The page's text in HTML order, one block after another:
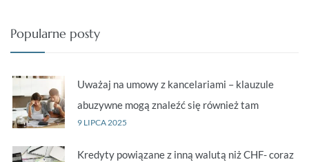
Popularne posty
Uważaj na umowy z kancelariami – klauzule
abuzywne mogą znaleźć się również tam
9 LIPCA 2025
Kredyty powiązane z inną walutą niż CHF- coraz